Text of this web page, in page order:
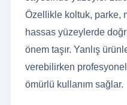
Özellikle koltuk, parke,
hassas yüzeylerde
önem taşır. Yanlış
verebilirken
ömürlü kullanım sağlar.